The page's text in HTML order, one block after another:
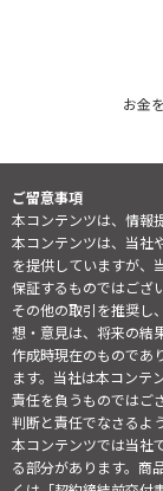
お金
ご留意事項
本コンテンツは、情報
本コンテンツは、当社
を提供していますが、
保証するものではござ
その他の取引を推奨し
想・意見は、将来の結
作成時現在のものであ
ます。当社は本コンテ
責任を負うものではご
判断と責任でなさるよ
本コンテンツでは当社
る部分があります。商